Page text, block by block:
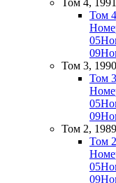
Том 4,
Том
05
09
Том 3, 1990
Том
05
09
Том 2, 1989
Том
05
09